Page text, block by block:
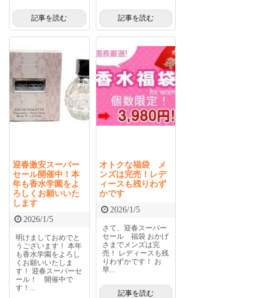
記事を読む 記事を読む
迎春激安スーパー
セール開催中！本
年も香水学園をよ
ろしくお願いいた
します
2026/1/5
明けましておめでと
うございます！ 本年
も香水学園をよろし
くお願いいたしま
す！ 迎春スーパーセ
ール！ 開催中で
す！...
オトクな福袋 メ
ンズは完売！レデ
ィースも残りわず
かです
2026/1/5
さて、迎春スーパー
セール 福袋 おかげ
さまでメンズは完
売！ レディースも残
りわずかです！ お
早...
記事を読む